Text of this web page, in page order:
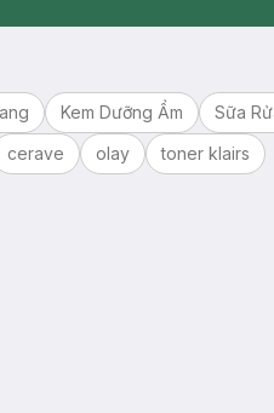
Kem Dưỡng Ẩm Sữa
cerave olay toner klairs